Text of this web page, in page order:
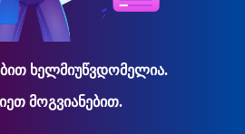
ხელმიუწვდომელია.
მოგვიანებით.